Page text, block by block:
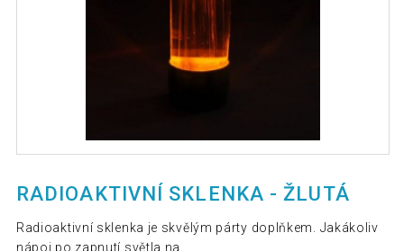
RADIOAKTIVNÍ SKLENKA - ŽLUTÁ
Radioaktivní sklenka je skvělým párty doplňkem. Jakákoliv
nápoj po zapnutí světla na ...